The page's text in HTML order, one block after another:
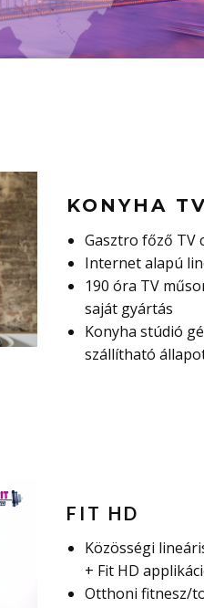
KONYHA TV
Gasztro főző TV
Internet alapú
190 óra TV
saját gyártás
Konyha stúdió
szállítható
FIT HD
Közösségi
+ Fit HD
Otthoni fitnesz/